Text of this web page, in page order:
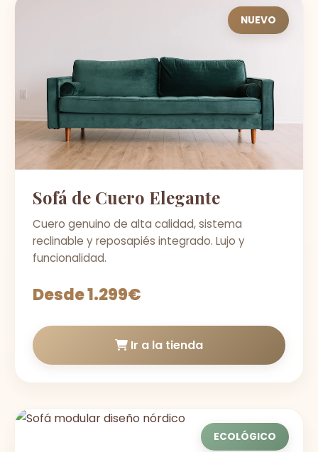
NUEVO
Sofá de Cuero Elegante
Cuero genuino de alta calidad, sistema
reclinable y reposapiés integrado. Lujo y
funcionalidad.
Desde 1.299€
Ir a la tienda
ECOLÓGICO